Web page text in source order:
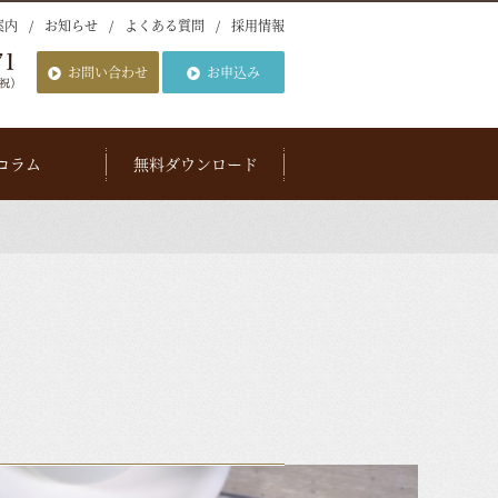
内 お知らせ よくある質問 採用情報
お問い合わせ お申込み
ラム 無料ダウンロード